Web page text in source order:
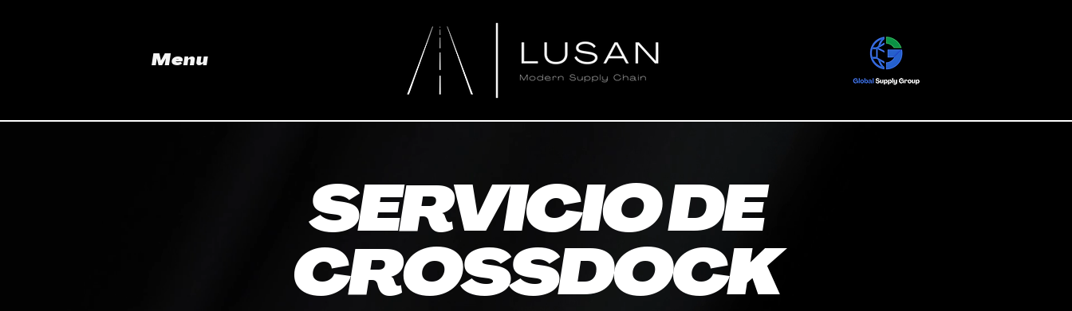
Menu
SERVICIO DE
CROSSDOCK